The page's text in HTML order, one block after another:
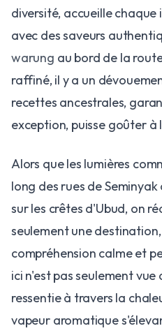
diversité, accueille
avec des saveurs
warung au bord de la
raffiné, il y a un
recettes ancestrales,
exception, puisse goûter à
Alors que les lumières
long des rues de
sur les crêtes d'Ubud, on
seulement une
compréhension calme et
ici n'est pas seulement vue
ressentie à travers la
vapeur aromatique